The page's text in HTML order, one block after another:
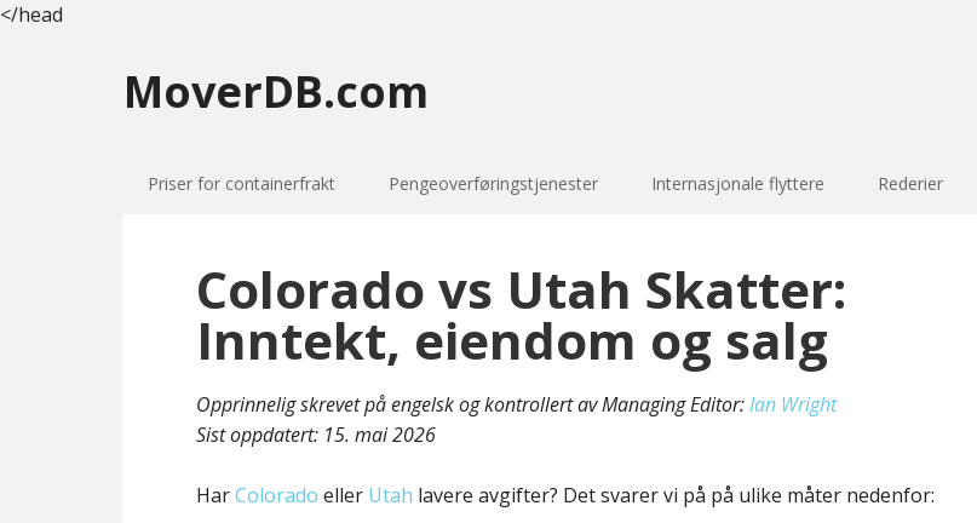
</head
MoverDB.com
Priser for containerfrakt Pengeoverføringstjenester Internasjonale flyttere Rederier
Colorado vs Utah Skatter:
Inntekt, eiendom og salg
Opprinnelig skrevet på engelsk og kontrollert av Managing Editor:Ian Wright
Sist oppdatert: 15. mai 2026
HarColorado eller Utah lavere avgifter? Det svarer vi på på ulike måter nedenfor: